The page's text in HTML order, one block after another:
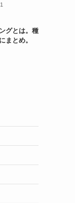
グとは。種
まとめ。